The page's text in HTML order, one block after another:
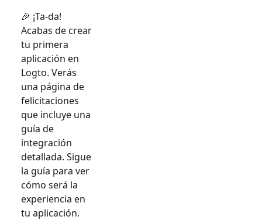
🎉 ¡Ta-da!
Acabas de crear
tu primera
aplicación en
Logto. Verás
una página de
felicitaciones
que incluye una
guía de
integración
detallada. Sigue
la guía para ver
cómo será la
experiencia en
tu aplicación.